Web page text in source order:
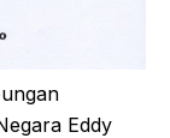
Eddy